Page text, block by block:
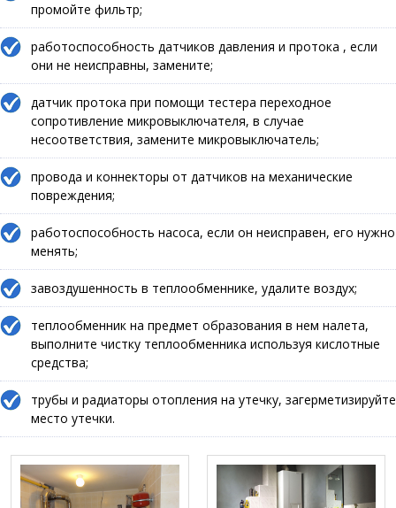
промойте фильтр;
работоспособность датчиков давления и протока , если
они не неисправны, замените;
датчик протока при помощи тестера переходное
сопротивление микровыключателя, в случае
несоответствия, замените микровыключатель;
провода и коннекторы от датчиков на механические
повреждения;
работоспособность насоса, если он неисправен, его нужно
менять;
завоздушенность в теплообменнике, удалите воздух;
теплообменник на предмет образования в нем налета,
выполните чистку теплообменника используя кислотные
средства;
трубы и радиаторы отопления на утечку, загерметизируйте
место утечки.